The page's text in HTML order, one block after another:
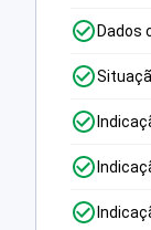
Dados